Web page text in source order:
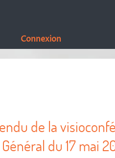
Connexion
de la
du 17 mai